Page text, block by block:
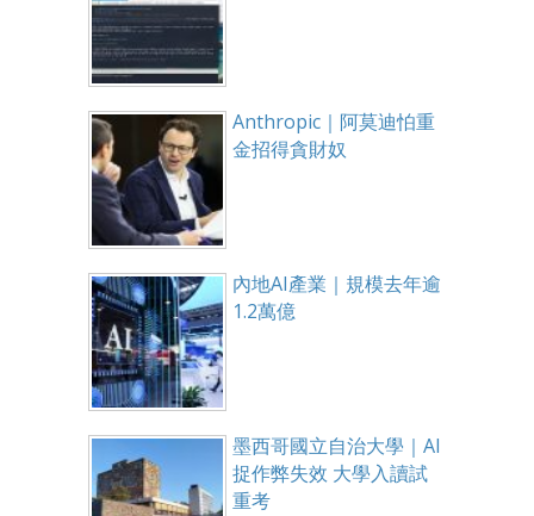
Anthropic｜阿莫迪怕重
金招得貪財奴
內地AI產業｜規模去年逾
1.2萬億
墨西哥國立自治大學｜AI
捉作弊失效 大學入讀試
重考